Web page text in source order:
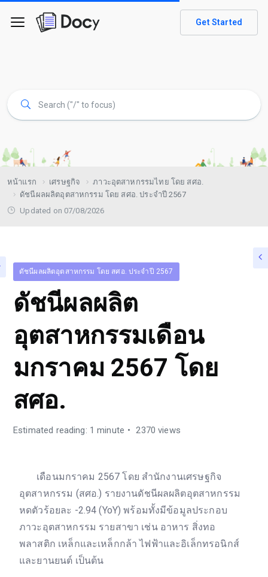
Get Started
หน้าแรก เศรษฐกิจ
ภาวะอุตสาหกรรมไทย โดย สศอ.
ดัชนีผลผลิตอุตสาหกรรม โดย สศอ. ประจำปี 2567
Updated on 07/08/2026
ดัชนีผลผลิตอุตสาหกรรม โดย สศอ. ประจำปี 2567
ดัชนีผลผลิต
อุตสาหกรรมเดือน
มกราคม 2567 โดย
สศอ.
Estimated reading: 1 minute 2370 views
เดือนมกราคม 2567 โดย สำนักงานเศรษฐกิจ
อุตสาหกรรม (สศอ.) รายงานดัชนีผลผลิตอุตสาหกรรม
หดตัวร้อยละ -2.94 (YoY) พร้อมทั้งมีข้อมูลประกอบ
ภาวะอุตสาหกรรม รายสาขา เช่น อาหาร สิ่งทอ
พลาสติก เหล็กและเหล็กกล้า ไฟฟ้าและอิเล็กทรอนิกส์
และยานยนต์ เป็นต้น